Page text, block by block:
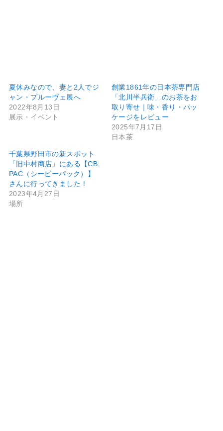
夏休みなので、妻と2人でジ
ャン・プルーヴェ展へ
2022年8月13日
展示・イベント
創業1861年の日本茶専門店
「北川半兵衛」のお茶をお
取り寄せ｜味・香り・パッ
ケージをレビュー
2025年7月17日
日本茶
千葉県野田市の新スポット
「旧中村商店」にある【CB
PAC（シービーパック）】
さんに行ってきました！
2023年4月27日
場所